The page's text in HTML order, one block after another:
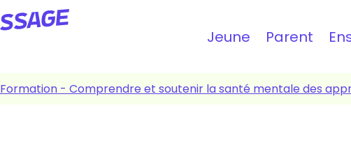
Jeune Parent
Formation - Comprendre et soutenir la santé mentale des